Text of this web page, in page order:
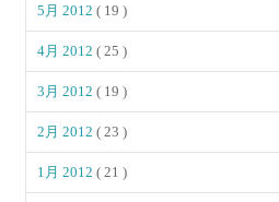
5月 2012( 19 )
4月 2012( 25 )
3月 2012( 19 )
2月 2012( 23 )
1月 2012( 21 )